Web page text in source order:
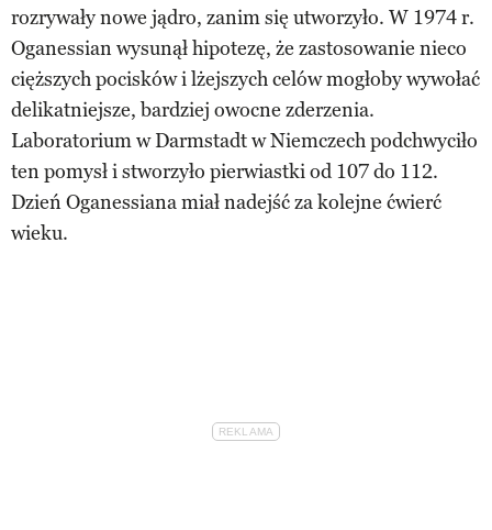
rozrywały nowe jądro, zanim się utworzyło. W 1974 r.
Oganessian wysunął hipotezę, że zastosowanie nieco
cięższych pocisków i lżejszych celów mogłoby wywołać
delikatniejsze, bardziej owocne zderzenia.
Laboratorium w Darmstadt w Niemczech podchwyciło
ten pomysł i stworzyło pierwiastki od 107 do 112.
Dzień Oganessiana miał nadejść za kolejne ćwierć
wieku.